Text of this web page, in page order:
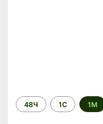
Time
period
48Ч 1С 1М